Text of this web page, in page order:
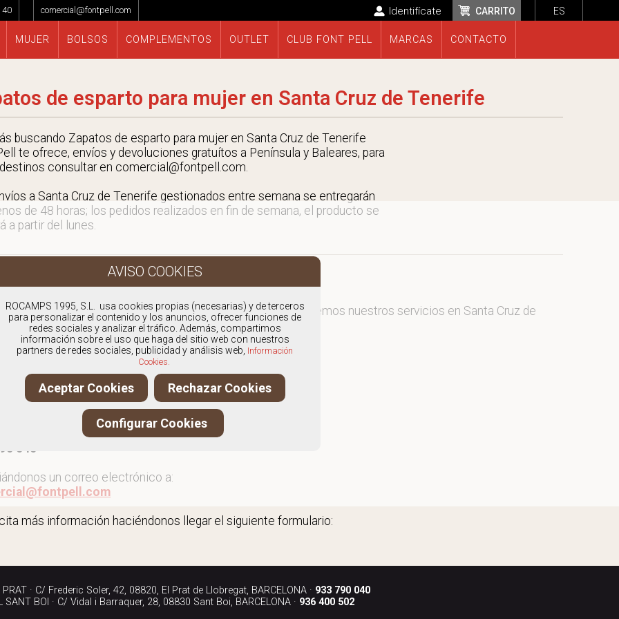
ES
40 comercial@fontpell.com CARRITO
Identifícate
MUJER BOLSOS COMPLEMENTOS OUTLET CLUB FONT PELL MARCAS CONTACTO
de esparto para mujer en Santa Cruz de Tenerife
buscando Zapatos de esparto para mujer en Santa Cruz de Tenerife
te ofrece, envíos y devoluciones gratuítos a Península y Baleares, para
consultar en comercial@fontpell.com.
a Santa Cruz de Tenerife gestionados entre semana se entregarán
de 48 horas; los pedidos realizados en fin de semana, el producto se
a partir del lunes.
especialistas en Zapatos de esparto para mujer, y ofrecemos nuestros servicios en Santa Cruz de
más zapatos de esparto para mujer
más información llamándonos a los teléfonos:
040
un correo electrónico a:
más información haciéndonos llegar el siguiente formulario:
PRAT · C/ Frederic Soler, 42, 08820, El Prat de Llobregat, BARCELONA · 933 790 040
SANT BOI · C/ Vidal i Barraquer, 28, 08830 Sant Boi, BARCELONA · 936 400 502
ROCAMPS 1995, S.L. usa cookies propias (necesarias) y de terceros
para personalizar el contenido y los anuncios, ofrecer funciones de
redes sociales y analizar el tráfico. Además, compartimos
información sobre el uso que haga del sitio web con nuestros
partners de redes sociales, publicidad y análisis web, Información
Cookies.
Aceptar Cookies Rechazar Cookies
Configurar Cookies